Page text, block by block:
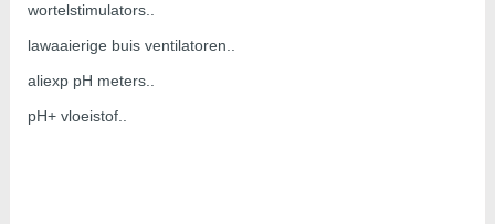
wortelstimulators..
lawaaierige buis ventilatoren..
aliexp pH meters..
pH+ vloeistof..